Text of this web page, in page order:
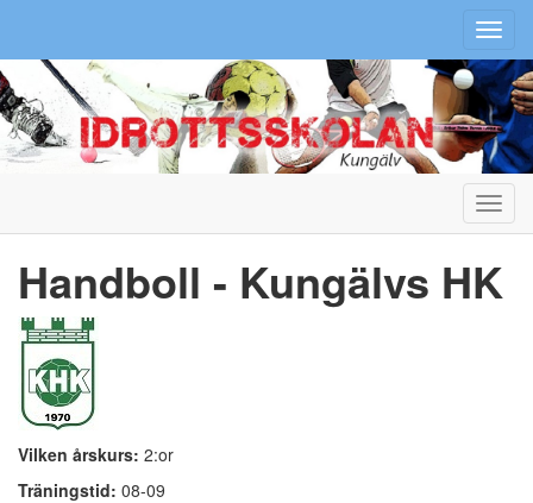
Handboll - Kungälvs HK
Vilken årskurs: 2:or
Träningstid: 08-09